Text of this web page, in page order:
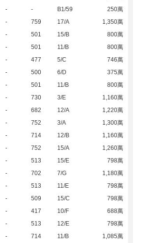
- - B1/59
250萬
- 759 17/A
1,350萬
- 501 15/B
800萬
- 501 11/B
800萬
- 477 5/C
746萬
- 500 6/D
375萬
- 501 11/B
800萬
- 730 3/E
1,160萬
- 682 12/A
1,220萬
- 752 3/A
1,300萬
- 714 12/B
1,160萬
- 752 15/A
1,260萬
- 513 15/E
798萬
- 702 7/G
1,180萬
- 513 11/E
798萬
- 509 15/C
798萬
- 417 10/F
688萬
- 513 12/E
798萬
- 714 11/B 1,085萬